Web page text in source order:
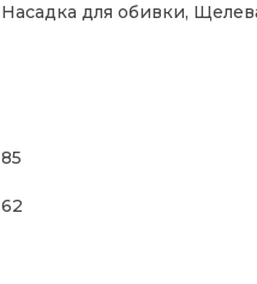
Насадка для обивки,
85
62